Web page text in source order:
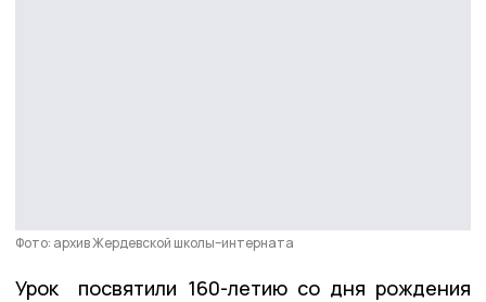
Фото: архив Жердевской школы–интерната
Урок посвятили 160-летию со дня рождения